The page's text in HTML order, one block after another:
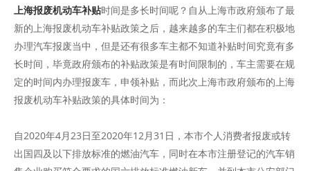
上海报废机动车补贴时间是多长时间呢？自从上海市政府颁布了最
新的上海报废机动车补贴政策之后，越来越多的车主们都在积极地
办理汽车报废当中，但是还有很多车主都不知道补贴时间究竟有多
长时间，毕竟政府颁布的补贴政策是有时间限制的，车主需要在规
定的时间内办理报废车，申领补贴，而此次上海市政府颁布的上海
报废机动车补贴政策的具体时间为：
自2020年4月23日至2020年12月31日，本市个人消费者报废或转
出国四及以下排放标准的燃油汽车，同时在本市注册登记的汽车销